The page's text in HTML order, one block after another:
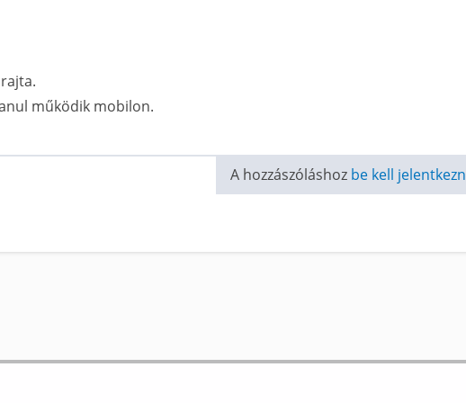
működik mobilon.
A hozzászóláshoz be kell